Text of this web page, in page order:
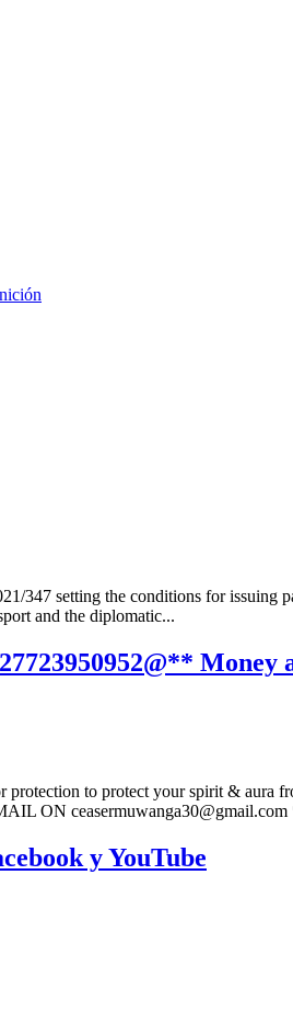
347 setting the conditions for issuing
and the diplomatic...
to protect your spirit & aura
ON
y YouTube